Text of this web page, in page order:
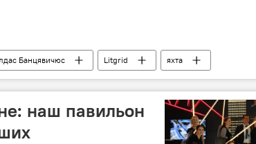
Банцявичюс Litgrid
яхта
наш павильон